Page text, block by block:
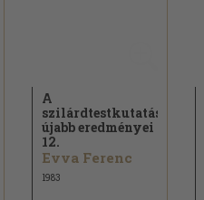
A
szilárdtestkutatás
újabb eredményei
12.
Evva Ferenc
1983